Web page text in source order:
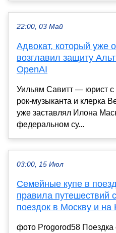
22:00, 03 Май
Адвокат, который уже
возглавил защиту
OpenAI
Уильям Савитт — юрист с
рок-музыканта и клерка
уже заставлял Илона
федеральном су...
03:00, 15 Июл
Семейные купе в
правила путешествий
поездок в Москву и на
фото Progorod58